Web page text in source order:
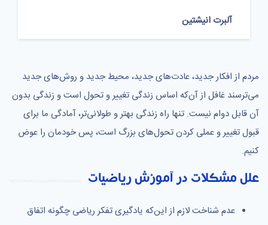
آلبرت انیشتین
مردم از افکار جدید، عادت‌های جدید، محیط جدید و روش‌های جدید
می‌ترسند غافل از آن‌که اساس زندگی تغییر و تحول است و زندگی بدون
آن قابل دوام نیست. تنها راه زندگی بهتر و طولانی‌تر، آمادگی ما برای
قبول تغییر و عملی کردن تحول‌های بزرگ است، پس خودمان را عوض
کنیم.
علل مشکلات در آموزش ریاضیات
عدم شناخت لازم از این‌که یادگیری تفکر ریاضی چگونه اتفاق